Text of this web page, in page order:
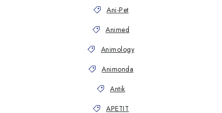
Ani-Pet
Animed
Animology
Animonda
Antik
APETIT